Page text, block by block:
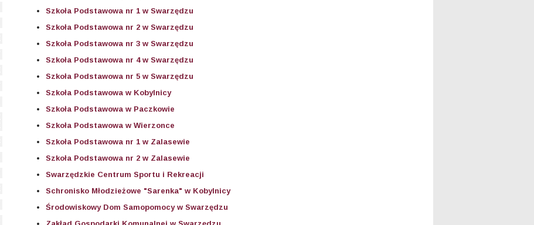
Szkoła Podstawowa nr 1 w Swarzędzu
Szkoła Podstawowa nr 2 w Swarzędzu
Szkoła Podstawowa nr 3 w Swarzędzu
Szkoła Podstawowa nr 4 w Swarzędzu
Szkoła Podstawowa nr 5 w Swarzędzu
Szkoła Podstawowa w Kobylnicy
Szkoła Podstawowa w Paczkowie
Szkoła Podstawowa w Wierzonce
Szkoła Podstawowa nr 1 w Zalasewie
Szkoła Podstawowa nr 2 w Zalasewie
Swarzędzkie Centrum Sportu i Rekreacji
Schronisko Młodzieżowe "Sarenka" w Kobylnicy
Środowiskowy Dom Samopomocy w Swarzędzu